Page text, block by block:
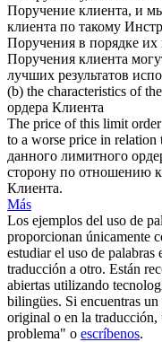
Поручение клиента, и
клиента по такому
Поручения в порядке их
Поручения клиента
лучших результатов
(b) the characteristics of the
ордера Клиента
The price of this limit
to a worse price in relation
данного лимитного
сторону по отношению к
Клиента.
Más
Los ejemplos del uso de
proporcionan únicamente
estudiar el uso de
traducción a otro. Están
abiertas utilizando
bilingües. Si encuentras
original o en la
problema" o escríbenos.